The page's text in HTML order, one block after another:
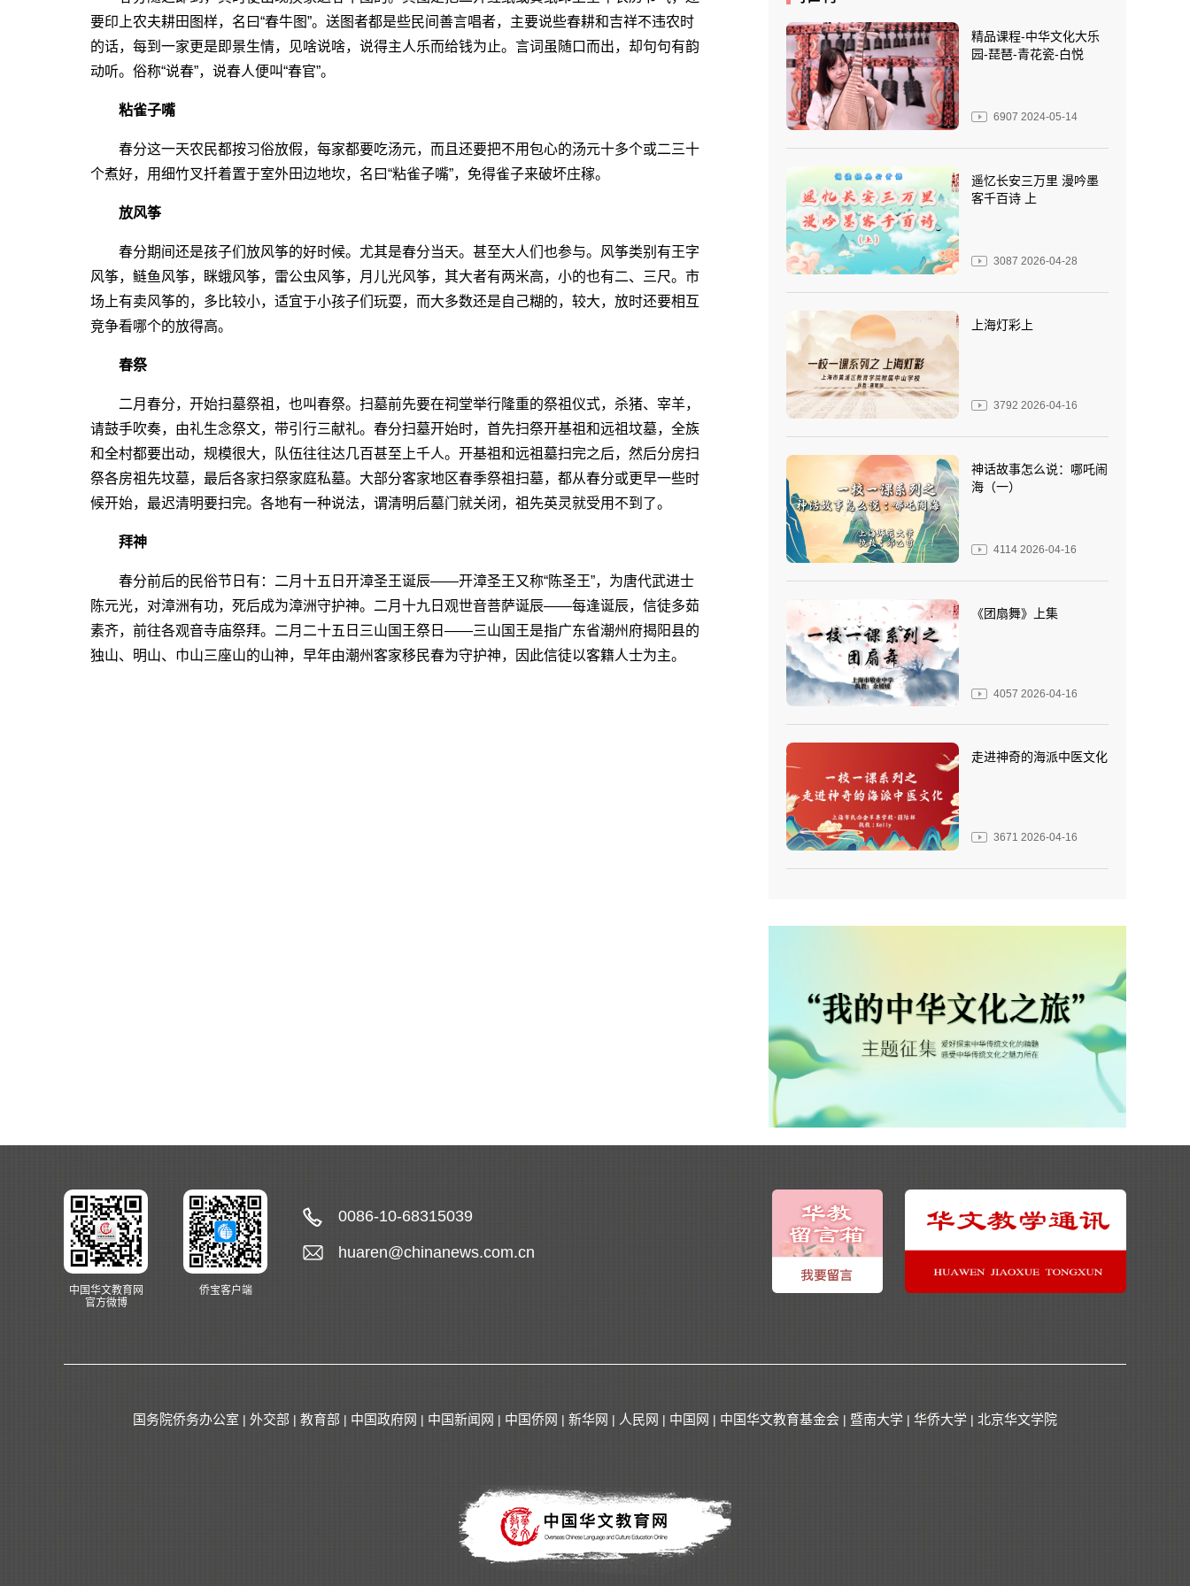
要印上农夫耕田图样，名曰“春牛图”。送图者都是些民间善言唱者，主要说些春耕和吉祥不违农时
的话，每到一家更是即景生情，见啥说啥，说得主人乐而给钱为止。言词虽随口而出，却句句有韵
动听。俗称“说春”，说春人便叫“春官”。
粘雀子嘴
春分这一天农民都按习俗放假，每家都要吃汤元，而且还要把不用包心的汤元十多个或二三十
个煮好，用细竹叉扦着置于室外田边地坎，名曰“粘雀子嘴”，免得雀子来破坏庄稼。
放风筝
春分期间还是孩子们放风筝的好时候。尤其是春分当天。甚至大人们也参与。风筝类别有王字
风筝，鲢鱼风筝，眯蛾风筝，雷公虫风筝，月儿光风筝，其大者有两米高，小的也有二、三尺。市
场上有卖风筝的，多比较小，适宜于小孩子们玩耍，而大多数还是自己糊的，较大，放时还要相互
竞争看哪个的放得高。
春祭
二月春分，开始扫墓祭祖，也叫春祭。扫墓前先要在祠堂举行隆重的祭祖仪式，杀猪、宰羊，
请鼓手吹奏，由礼生念祭文，带引行三献礼。春分扫墓开始时，首先扫祭开基祖和远祖坟墓，全族
和全村都要出动，规模很大，队伍往往达几百甚至上千人。开基祖和远祖墓扫完之后，然后分房扫
祭各房祖先坟墓，最后各家扫祭家庭私墓。大部分客家地区春季祭祖扫墓，都从春分或更早一些时
候开始，最迟清明要扫完。各地有一种说法，谓清明后墓门就关闭，祖先英灵就受用不到了。
拜神
春分前后的民俗节日有：二月十五日开漳圣王诞辰――开漳圣王又称“陈圣王”，为唐代武进士
陈元光，对漳洲有功，死后成为漳洲守护神。二月十九日观世音菩萨诞辰――每逢诞辰，信徒多茹
素齐，前往各观音寺庙祭拜。二月二十五日三山国王祭日――三山国王是指广东省潮州府揭阳县的
独山、明山、巾山三座山的山神，早年由潮州客家移民春为守护神，因此信徒以客籍人士为主。
精品课程-中华文化大乐
园-琵琶-青花瓷-白悦
6907 2024-05-14
遥忆长安三万里 漫吟墨
客千百诗 上
3087 2026-04-28
上海灯彩上
3792 2026-04-16
神话故事怎么说：哪吒闹
海（一）
4114 2026-04-16
《团扇舞》上集
4057 2026-04-16
走进神奇的海派中医文化
3671 2026-04-16
中国华文教育网
官方微博
侨宝客户端
0086-10-68315039
huaren@chinanews.com.cn
国务院侨务办公室 | 外交部 | 教育部 | 中国政府网 | 中国新闻网 | 中国侨网 | 新华网 | 人民网 | 中国网 | 中国华文教育基金会 | 暨南大学 | 华侨大学 | 北京华文学院